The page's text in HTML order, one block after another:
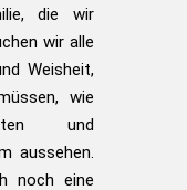
die wir
wir alle
Weisheit,
wie
und
aussehen.
noch eine